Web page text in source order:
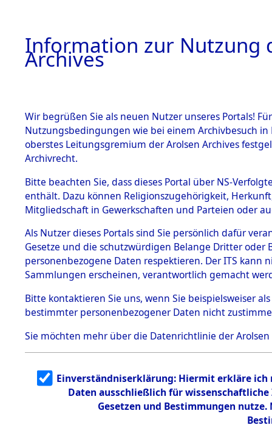
BESTÄNDE
1.
mente
5. Verschiedenes
5.3
Todesmärsche
5.3.1 Alliierte
Erhebungen
zu
Todesmärsch
en
5.3.2
g
5.3.3
Todesmärsch
Kemnath
Information zur Nutzung
Archives
Wir begrüßen Sie als neuen Nutzer unseres Portals!
Nutzungsbedingungen wie bei einem Archivbesuch
oberstes Leitungsgremium der Arolsen Archives
Archivrecht.
Bitte beachten Sie, dass dieses Portal über NS-
enthält. Dazu können Religionszugehörigkeit,
Mitgliedschaft in Gewerkschaften und Parteien oder
Als Nutzer dieses Portals sind Sie persönlich dafür
Gesetze und die schutzwürdigen Belange Dritter
personenbezogene Daten respektieren. Der ITS
Sammlungen erscheinen, verantwortlich gemacht
Bitte kontaktieren Sie uns, wenn Sie beispielsweiser
bestimmter personenbezogener Daten nicht
Sie möchten mehr über die Datenrichtlinie der Arolsen
Einverständniserklärung: Hiermit erkläre ich
Daten ausschließlich für
Gesetzen und Bestimmungen